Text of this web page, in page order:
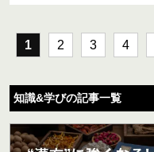
1 2 3 4
知識&学びの記事一覧